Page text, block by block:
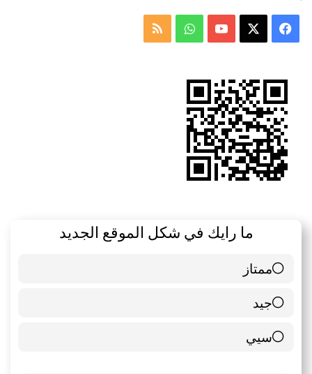
فيسبوك ‫YouTubeواتسابملخص
ما رايك في شكل الموقع الجديد
ممتاز
6 ( 85.71 % )
جيد
0 ( 0 % )
سيي
1 ( 14.29 % )